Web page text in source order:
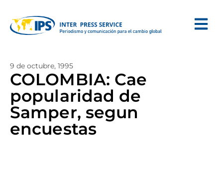
9 de octubre, 1995
COLOMBIA: Cae
popularidad de
Samper, segun
encuestas